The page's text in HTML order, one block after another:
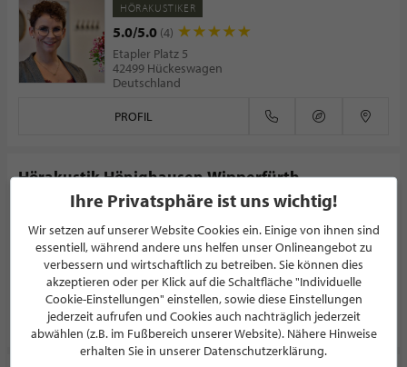
HÖRAKUSTIKER
5.0/5.0 (4)
Etapler Platz 5
42499 Hückeswagen
Deutschland
PROFIL
Hörakustik Hönighausen Wipperfürth
HÖRAKUSTIKER
5.0/5.0(6)
Hochstraße 32
51688 Wipperfürth
Deutschland
PROFIL
Ihre Privatsphäre ist uns wichtig!
Wir setzen auf unserer Website Cookies ein. Einige von ihnen sind
essentiell, während andere uns helfen unser Onlineangebot zu
verbessern und wirtschaftlich zu betreiben. Sie können dies
akzeptieren oder per Klick auf die Schaltfläche "Individuelle
Cookie-Einstellungen" einstellen, sowie diese Einstellungen
jederzeit aufrufen und Cookies auch nachträglich jederzeit
abwählen (z.B. im Fußbereich unserer Website). Nähere Hinweise
erhalten Sie in unserer Datenschutzerklärung.